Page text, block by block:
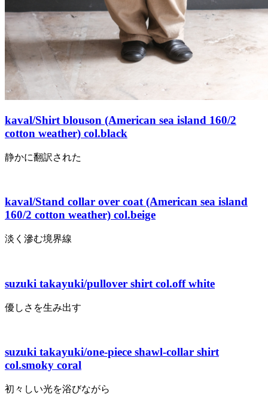
kaval/Shirt blouson (American sea island 160/2
cotton weather) col.black
静かに翻訳された
kaval/Stand collar over coat (American sea island
160/2 cotton weather) col.beige
淡く滲む境界線
suzuki takayuki/pullover shirt col.off white
優しさを生み出す
suzuki takayuki/one-piece shawl-collar shirt
col.smoky coral
初々しい光を浴びながら